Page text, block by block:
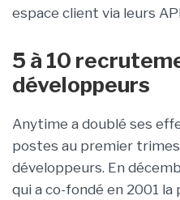
espace client via leurs
5 à 10
développeurs
Anytime a doublé ses
postes au premier
développeurs. En
qui a co-fondé en 2001